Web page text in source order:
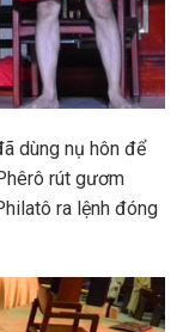
dùng nụ hôn để
rút gươm
ra lệnh đóng